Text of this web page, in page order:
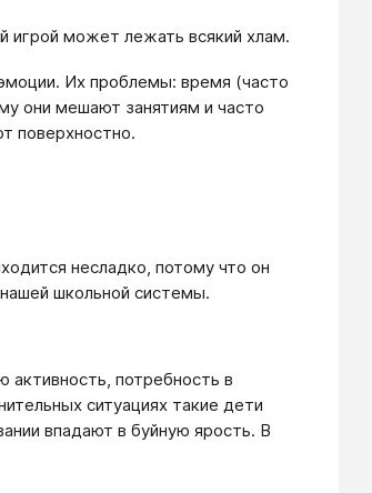
игрой может лежать всякий хлам.
Их проблемы: время (часто
они мешают занятиям и часто
поверхностно.
несладко, потому что он
школьной системы.
потребность в
ситуациях такие дети
впадают в буйную ярость. В